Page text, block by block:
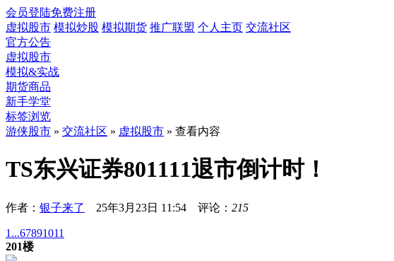
会员登陆免费注册
虚拟股市 模拟炒股 模拟期货 推广联盟 个人主页 交流社区
官方公告
虚拟股市
模拟&实战
期货商品
新手学堂
标签浏览
游侠股市 » 交流社区 » 虚拟股市 » 查看内容
TS东兴证券801111退市倒计时！
作者： 银子来了 25年3月23日 11:54 评论： 215
1...67891011
201楼